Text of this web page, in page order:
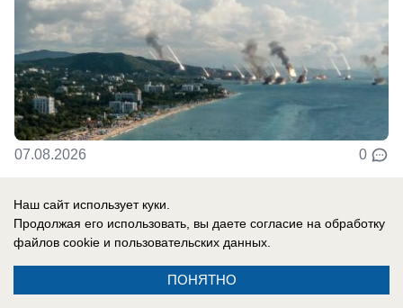
07.08.2026 0
В России
У солистки группы «А'Студио» Кети
Топурии нашли недвижимость более чем
на полмиллиарда рублей
Наш сайт использует куки.
Продолжая его использовать, вы даете согласие на обработку
файлов cookie и пользовательских данных.
ПОНЯТНО